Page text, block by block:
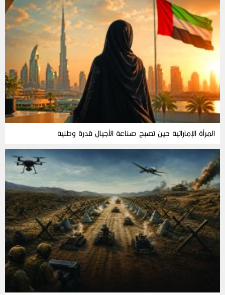
المرأة‭ ‬الإماراتية‭ ‬حين‭ ‬تصبح‭ ‬صناعة‭ ‬الأجيال‭ ‬قدرة‭ ‬وطنية